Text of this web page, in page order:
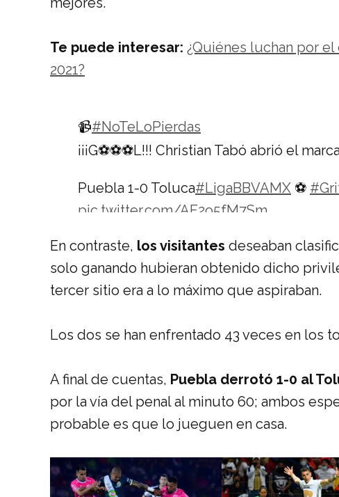
Te puede interesar: ¿Quiénes luchan por
2021?
📹#NoTeLoPierdas
¡¡¡G⚽⚽⚽L!!! Christian Tabó abrió el
Puebla 1-0 Toluca#LigaBBVAMX ⚽
pic.twitter.com/AF2o5fM7Sm
— Liga BBVA MX (@LigaBBVAMX)
En contraste, los visitantes deseaban
solo ganando hubieran obtenido dicho
tercer sitio era a lo máximo que aspiraban.
Los dos se han enfrentado 43 veces en los
A final de cuentas, Puebla derrotó 1-0 al
por la vía del penal al minuto 60; ambos
probable es que lo jueguen en casa.